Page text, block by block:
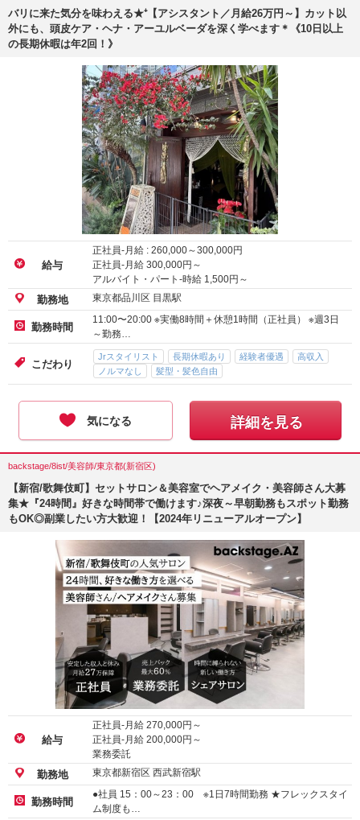
バリに来た気分を味わえる★⁺【アシスタント／月給26万円～】カット以
外にも、頭皮ケア・ヘナ・アーユルベーダを深く学べます＊《10日以上
の長期休暇は年2回！》
給与
正社員-月給 : 260,000～300,000円
正社員-月給 300,000円～
アルバイト・パート-時給 1,500円～
勤務地 東京都品川区 目黒駅
勤務時間
11:00〜20:00 ※実働8時間＋休憩1時間（正社員） ※週3日
～勤務…
こだわり
Jrスタイリスト 長期休暇あり 経験者優遇
高収入
ノルマなし
髪型・髪色自由
気になる 詳細を見る
backstage/8ist/美容師/東京都(新宿区)
【新宿/歌舞伎町】セットサロン＆美容室でヘアメイク・美容師さん大募
集★『24時間』好きな時間帯で働けます♪深夜～早朝勤務もスポット勤務
もOK◎副業したい方大歓迎！【2024年リニューアルオープン】
給与
正社員-月給 270,000円～
正社員-月給 200,000円～
業務委託
勤務地 東京都新宿区 西武新宿駅
勤務時間
●社員 15：00～23：00 ※1日7時間勤務 ★フレックスタイ
ム制度も…